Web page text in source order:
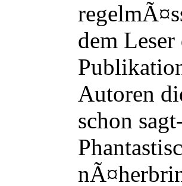
dem
Autoren
schon